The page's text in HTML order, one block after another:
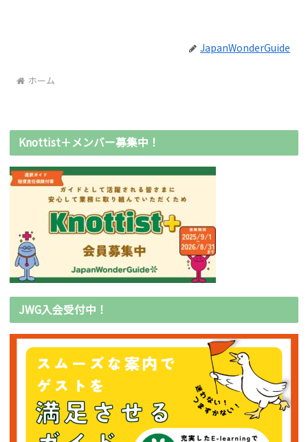
JapanWonderGuide
ホーム
Knottist＋メンバー募集中！
JWG入会受付中！